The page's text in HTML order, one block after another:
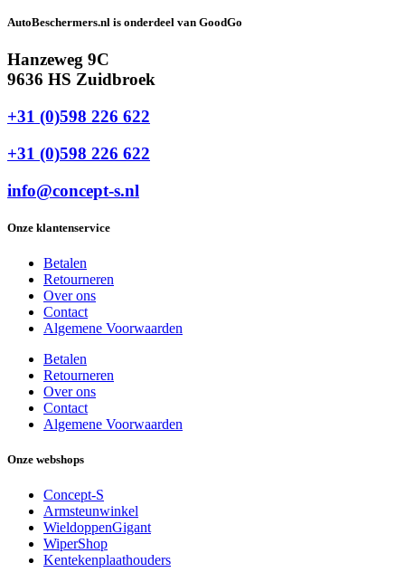
AutoBeschermers.nl is onderdeel van GoodGo
Hanzeweg 9C
9636 HS Zuidbroek
+31 (0)598 226 622
+31 (0)598 226 622
info@concept-s.nl
Onze klantenservice
Betalen
Retourneren
Over ons
Contact
Algemene Voorwaarden
Betalen
Retourneren
Over ons
Contact
Algemene Voorwaarden
Onze webshops
Concept-S
Armsteunwinkel
WieldoppenGigant
WiperShop
Kentekenplaathouders